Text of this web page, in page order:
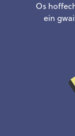
Os
ein